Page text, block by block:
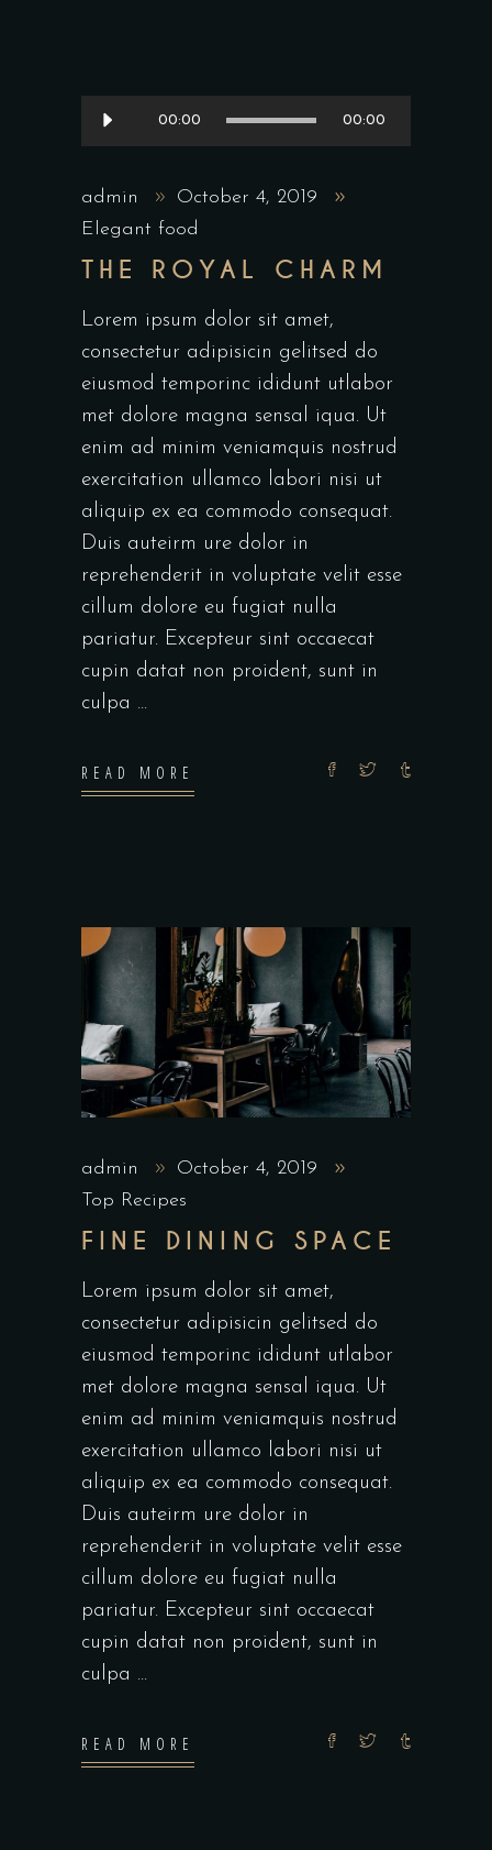
Audio
Player
00:00 00:00
admin
October 4, 2019
Elegant food
THE ROYAL CHARM
Lorem ipsum dolor sit amet,
consectetur adipisicin gelitsed do
eiusmod temporinc ididunt utlabor
met dolore magna sensal iqua. Ut
enim ad minim veniamquis nostrud
exercitation ullamco labori nisi ut
aliquip ex ea commodo consequat.
Duis auteirm ure dolor in
reprehenderit in voluptate velit esse
cillum dolore eu fugiat nulla
pariatur. Excepteur sint occaecat
cupin datat non proident, sunt in
culpa
READ MORE
admin
October 4, 2019
Top Recipes
FINE DINING SPACE
Lorem ipsum dolor sit amet,
consectetur adipisicin gelitsed do
eiusmod temporinc ididunt utlabor
met dolore magna sensal iqua. Ut
enim ad minim veniamquis nostrud
exercitation ullamco labori nisi ut
aliquip ex ea commodo consequat.
Duis auteirm ure dolor in
reprehenderit in voluptate velit esse
cillum dolore eu fugiat nulla
pariatur. Excepteur sint occaecat
cupin datat non proident, sunt in
culpa
READ MORE